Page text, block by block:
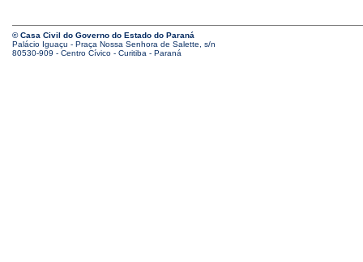
© Casa Civil do Governo do Estado do Paraná
Palácio Iguaçu - Praça Nossa Senhora de Salette, s/n
80530-909 - Centro Cívico - Curitiba - Paraná